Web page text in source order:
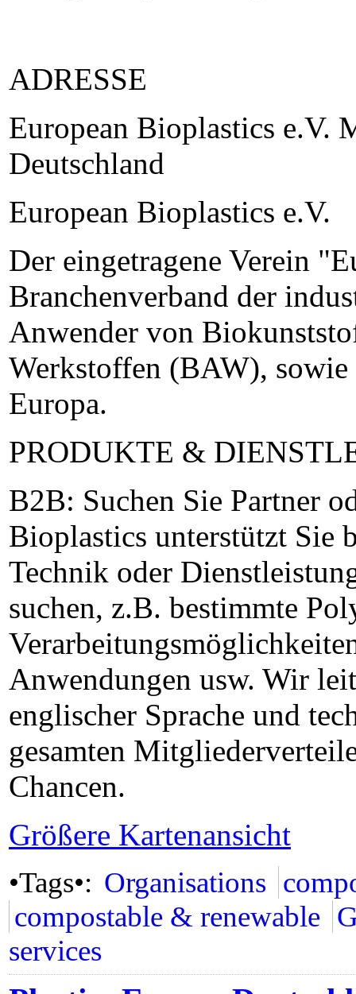
ADRESSE
European Bioplastics e.V.
Deutschland
European Bioplastics e.V.
Der eingetragene Verein
Branchenverband der
Anwender von
Werkstoffen (BAW), sowie
Europa.
PRODUKTE &
B2B: Suchen Sie Partner
Bioplastics unterstützt Sie
Technik oder
suchen, z.B. bestimmte
Anwendungen usw. Wir
englischer Sprache und
gesamten
Chancen.
Größere Kartenansicht
•Tags•: Organisations
compostable & renewable
services